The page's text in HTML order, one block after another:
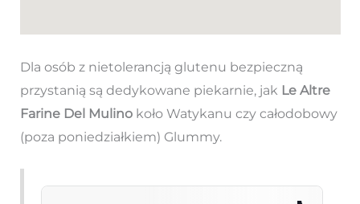
Dla osób z nietolerancją glutenu bezpieczną
przystanią są dedykowane piekarnie, jak Le Altre
Farine Del Mulinokoło Watykanu czy całodobowy
(poza poniedziałkiem) Glummy.